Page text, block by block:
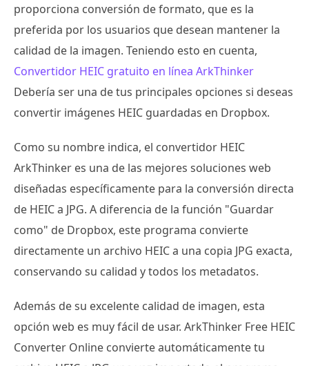
proporciona conversión de formato, que es la
preferida por los usuarios que desean mantener la
calidad de la imagen. Teniendo esto en cuenta,
Convertidor HEIC gratuito en línea ArkThinker
Debería ser una de tus principales opciones si deseas
convertir imágenes HEIC guardadas en Dropbox.
Como su nombre indica, el convertidor HEIC
ArkThinker es una de las mejores soluciones web
diseñadas específicamente para la conversión directa
de HEIC a JPG. A diferencia de la función "Guardar
como" de Dropbox, este programa convierte
directamente un archivo HEIC a una copia JPG exacta,
conservando su calidad y todos los metadatos.
Además de su excelente calidad de imagen, esta
opción web es muy fácil de usar. ArkThinker Free HEIC
Converter Online convierte automáticamente tu